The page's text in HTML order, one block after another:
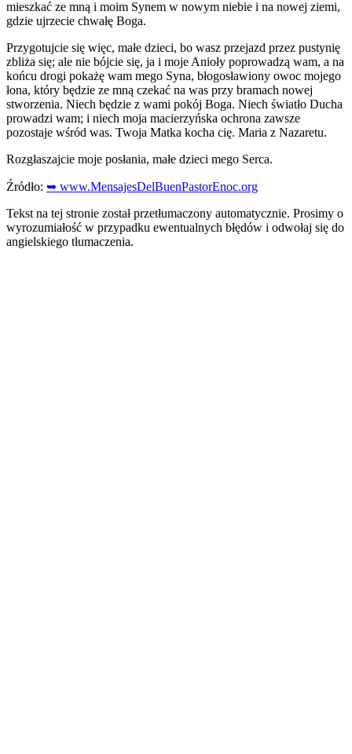
mieszkać ze mną i moim Synem w nowym niebie i na nowej ziemi,
gdzie ujrzecie chwałę Boga.
Przygotujcie się więc, małe dzieci, bo wasz przejazd przez pustynię
zbliża się; ale nie bójcie się, ja i moje Anioły poprowadzą wam, a na
końcu drogi pokażę wam mego Syna, błogosławiony owoc mojego
łona, który będzie ze mną czekać na was przy bramach nowej
stworzenia. Niech będzie z wami pokój Boga. Niech światło Ducha
prowadzi wam; i niech moja macierzyńska ochrona zawsze
pozostaje wśród was. Twoja Matka kocha cię. Maria z Nazaretu.
Rozgłaszajcie moje posłania, małe dzieci mego Serca.
Źródło: ➥ www.MensajesDelBuenPastorEnoc.org
Tekst na tej stronie został przetłumaczony automatycznie. Prosimy o
wyrozumiałość w przypadku ewentualnych błędów i odwołaj się do
angielskiego tłumaczenia.